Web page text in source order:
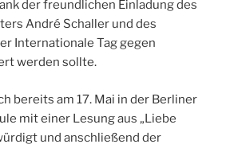
der freundlichen Einladung des
André Schaller und des
Internationale Tag gegen
werden sollte.
bereits am 17. Mai in der Berliner
mit einer Lesung aus „Liebe
und anschließend der